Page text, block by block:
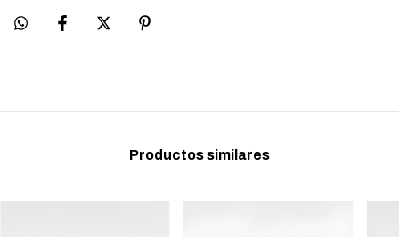
Productos similares